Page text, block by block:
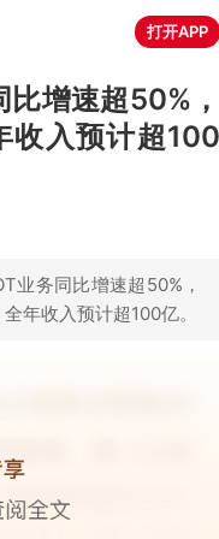
打开APP
比增速超50%，
收入预计超100
业务同比增速超50%，
年收入预计超100亿。